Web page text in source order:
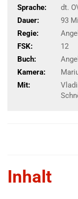
Sprache:
dt.
Dauer:
93
Regie:
FSK:
12
Buch:
Kamera:
Mit:
Inhalt